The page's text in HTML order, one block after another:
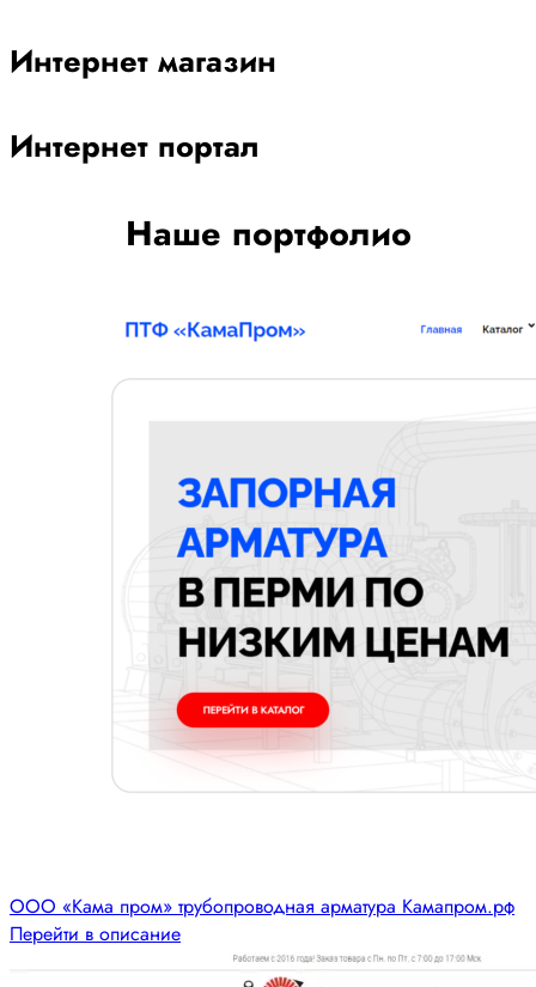
Интернет магазин
Интернет портал
Наше портфолио
ООО «Кама пром» трубопроводная арматура Камапром.рф
Перейти в описание